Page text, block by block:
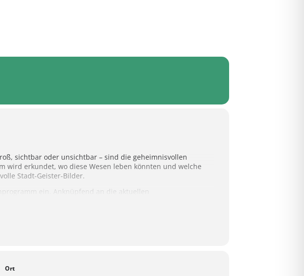
sichtbar oder unsichtbar – sind die geheimnisvollen
wird erkundet, wo diese Wesen leben könnten und welche
Stadt-Geister-Bilder.
ein. Anknüpfend an die aktuellen
Ort